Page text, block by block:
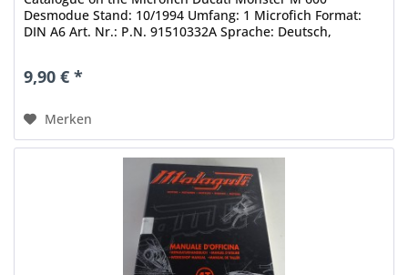
Desmodue Stand: 10/1994 Umfang: 1 Microfich Format:
DIN A6 Art. Nr.: P.N. 91510332A Sprache: Deutsch,
9,90 € *
Merken